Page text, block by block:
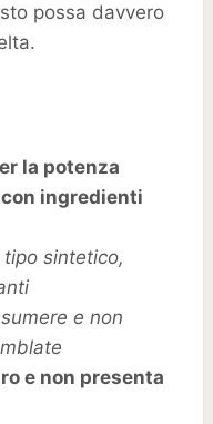
possa davvero
la potenza
ingredienti
sintetico,
e non
e non presenta